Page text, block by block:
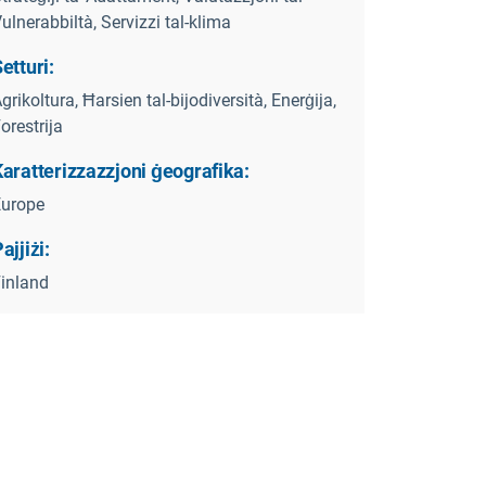
Servizzi tal-klima
Ħarsien tal-bijodiversità, Enerġija,
ġeografika: